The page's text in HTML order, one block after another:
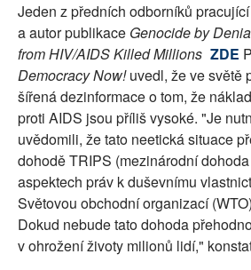
Jeden z předních odborníků
a autor publikace Genocide by
from HIV/AIDS Killed Millions ZDE
Democracy Now!uvedl, že ve světě
šířená dezinformace o tom, že
proti AIDS jsou příliš vysoké. "Je
uvědomili, že tato neetická situace
dohodě TRIPS (mezinárodní
aspektech práv k duševnímu
Světovou obchodní organizací
Dokud nebude tato dohoda
v ohrožení životy milionů lidí,"